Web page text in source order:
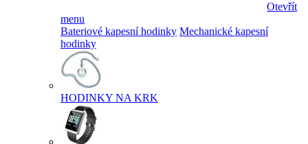
Otevřít
menu
Bateriové kapesní hodinky Mechanické kapesní
hodinky
HODINKY NA KRK